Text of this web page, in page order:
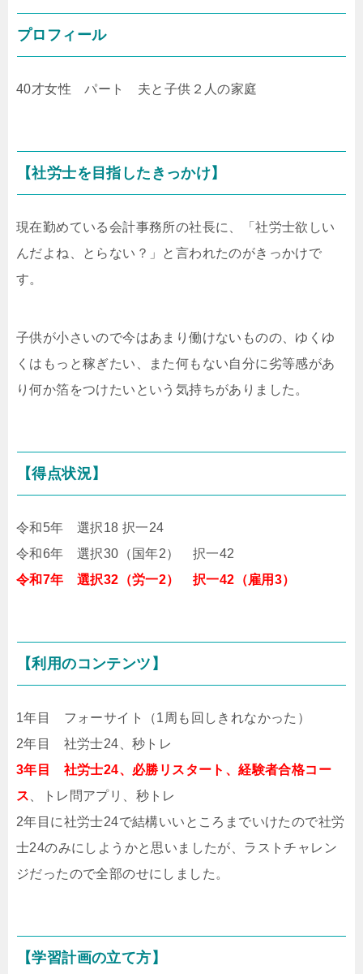
プロフィール
40才女性 パート 夫と子供２人の家庭
【社労士を目指したきっかけ】
現在勤めている会計事務所の社長に、「社労士欲しい
んだよね、とらない？」と言われたのがきっかけで
す。
子供が小さいので今はあまり働けないものの、ゆくゆ
くはもっと稼ぎたい、また何もない自分に劣等感があ
り何か箔をつけたいという気持ちがありました。
【得点状況】
令和5年 選択18 択一24
令和6年 選択30（国年2） 択一42
令和7年 選択32（労一2） 択一42（雇用3）
【利用のコンテンツ】
1年目 フォーサイト（1周も回しきれなかった）
2年目 社労士24、秒トレ
3年目 社労士24、必勝リスタート、経験者合格コー
ス 、トレ問アプリ、秒トレ
2年目に社労士24で結構いいところまでいけたので社労
士24のみにしようかと思いましたが、ラストチャレン
ジだったので全部のせにしました。
【学習計画の立て方】